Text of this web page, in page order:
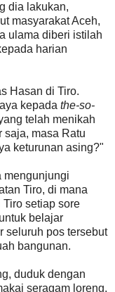
dia lakukan,
masyarakat Aceh,
ulama diberi istilah
harian
Hasan di Tiro.
kepada the-so-
telah menikah
saja, masa Ratu
keturunan asing?"
mengunjungi
Tiro, di mana
Tiro setiap sore
belajar
seluruh pos tersebut
bangunan.
duduk dengan
seragam loreng,